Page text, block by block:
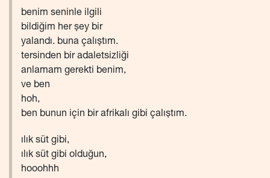
benim seninle ilgili
bildiğim her şey bir
yalandı. buna çalıştım.
tersinden bir adaletsizliği
anlamam gerekti benim,
ve ben
hoh,
ben bunun için bir afrikalı gibi çalıştım.
ılık süt gibi,
ılık süt gibi olduğun,
hooohhh